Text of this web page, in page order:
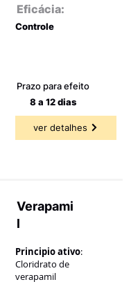
Eficácia:
Controle
Prazo para efeito
8 a 12 dias
ver detalhes
Verapami
l
Principio ativo:
Cloridrato de
verapamil